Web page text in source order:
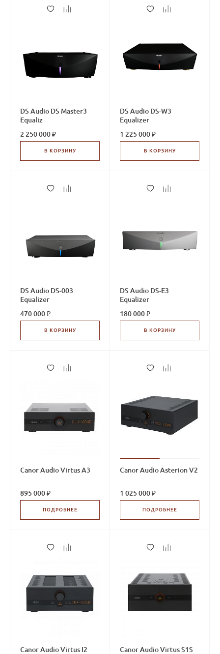
DS Audio DS Master3
Equaliz
2 250 000 ₽
В КОРЗИНУ
DS Audio DS-W3
Equalizer
1 225 000 ₽
В КОРЗИНУ
DS Audio DS-003
Equalizer
470 000 ₽
В КОРЗИНУ
DS Audio DS-E3
Equalizer
180 000 ₽
В КОРЗИНУ
Canor Audio Virtus A3
895 000 ₽
ПОДРОБНЕЕ
Canor Audio Asterion V2
1 025 000 ₽
ПОДРОБНЕЕ
Canor Audio Virtus I2 Canor Audio Virtus S1S